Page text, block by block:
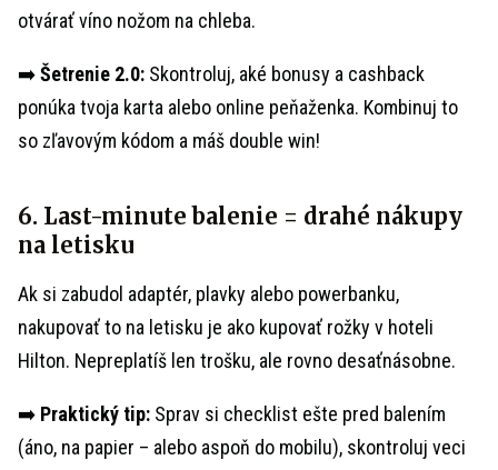
otvárať víno nožom na chleba.
➡️Šetrenie 2.0: Skontroluj, aké bonusy a cashback
ponúka tvoja karta alebo online peňaženka. Kombinuj to
so zľavovým kódom a máš double win!
6. Last-minute balenie = drahé nákupy
na letisku
Ak si zabudol adaptér, plavky alebo powerbanku,
nakupovať to na letisku je ako kupovať rožky v hoteli
Hilton. Nepreplatíš len trošku, ale rovno desaťnásobne.
➡️ Praktický tip: Sprav si checklist ešte pred balením
(áno, na papier – alebo aspoň do mobilu), skontroluj veci